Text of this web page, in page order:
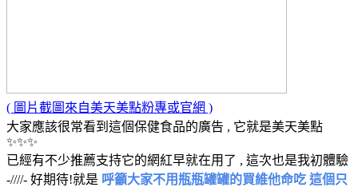
( 圖片截圖來自美天美點粉專或官網 )
大家應該很常看到這個保健食品的廣告 , 它就是美天美點
✨✨✨
已經有不少推薦支持它的網紅早就在用了 , 這次也是我初體驗
-////- 好期待!就是 呼籲大家不用瓶瓶罐罐的買維他命吃 這個只